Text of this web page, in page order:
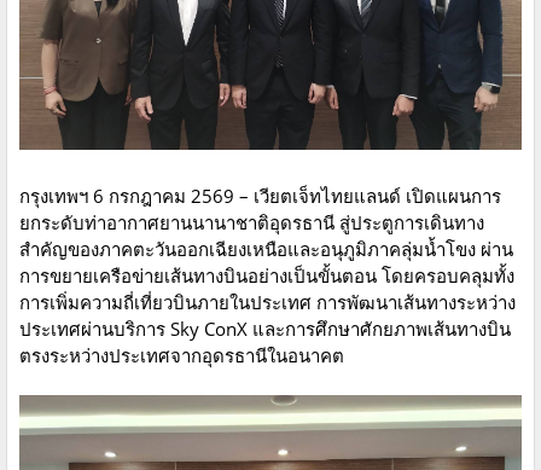
กรุงเทพฯ 6 กรกฎาคม 2569 – เวียตเจ็ทไทยแลนด์ เปิดแผนการ
ยกระดับท่าอากาศยานนานาชาติอุดรธานี สู่ประตูการเดินทาง
สำคัญของภาคตะวันออกเฉียงเหนือและอนุภูมิภาคลุ่มน้ำโขง ผ่าน
การขยายเครือข่ายเส้นทางบินอย่างเป็นขั้นตอน โดยครอบคลุมทั้ง
การเพิ่มความถี่เที่ยวบินภายในประเทศ การพัฒนาเส้นทางระหว่าง
ประเทศผ่านบริการ Sky ConX และการศึกษาศักยภาพเส้นทางบิน
ตรงระหว่างประเทศจากอุดรธานีในอนาคต